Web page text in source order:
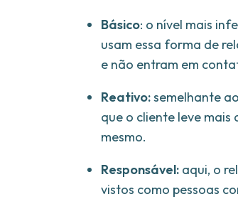
Básico: o nível mais
usam essa forma de
e não entram em
Reativo:semelhante
que o cliente leve
mesmo.
Responsável: aqui, o
vistos como pessoas